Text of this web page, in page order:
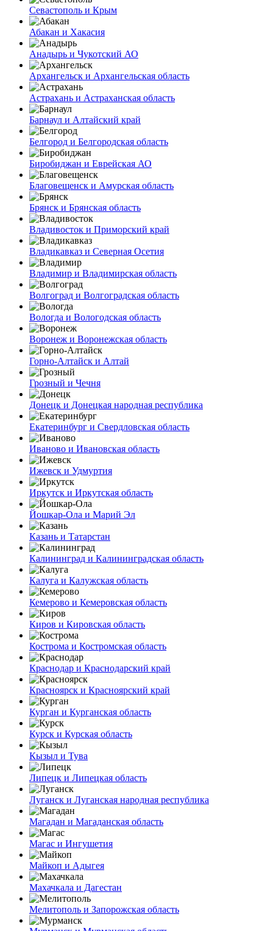
Севастополь и Крым
Абакан и Хакасия
Анадырь и Чукотский АО
Архангельск и Архангельская область
Астрахань и Астраханская область
Барнаул и Алтайский край
Белгород и Белгородская область
Биробиджан и Еврейская АО
Благовещенск и Амурская область
Брянск и Брянская область
Владивосток и Приморский край
Владикавказ и Северная Осетия
Владимир и Владимирская область
Волгоград и Волгоградская область
Вологда и Вологодская область
Воронеж и Воронежская область
Горно-Алтайск и Алтай
Грозный и Чечня
Донецк и Донецкая народная республика
Екатеринбург и Свердловская область
Иваново и Ивановская область
Ижевск и Удмуртия
Иркутск и Иркутская область
Йошкар-Ола и Марий Эл
Казань и Татарстан
Калининград и Калининградская область
Калуга и Калужская область
Кемерово и Кемеровская область
Киров и Кировская область
Кострома и Костромская область
Краснодар и Краснодарский край
Красноярск и Красноярский край
Курган и Курганская область
Курск и Курская область
Кызыл и Тува
Липецк и Липецкая область
Луганск и Луганская народная республика
Магадан и Магаданская область
Магас и Ингушетия
Майкоп и Адыгея
Махачкала и Дагестан
Мелитополь и Запорожская область